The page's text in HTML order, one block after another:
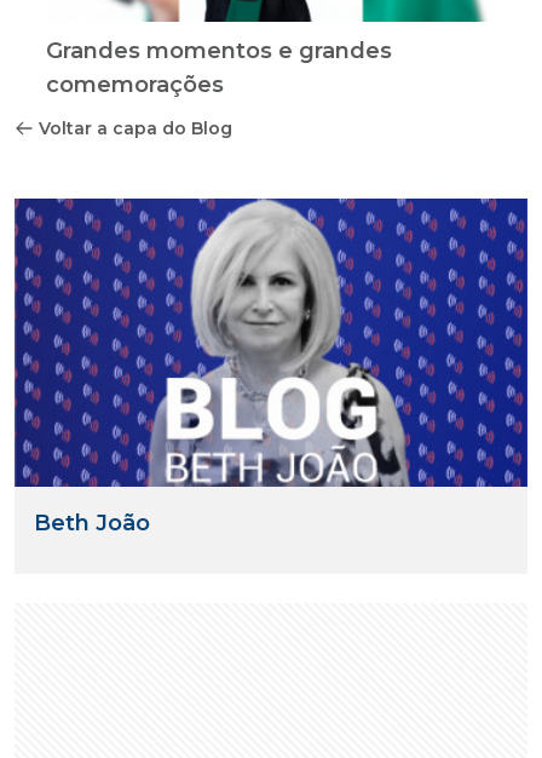
Grandes momentos e grandes
comemorações
Voltar a capa do Blog
Beth João